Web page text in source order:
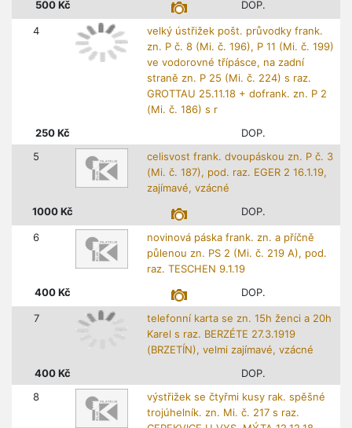
500 Kč DOP.
4
velký ústřižek pošt. průvodky frank.
zn. P č. 8 (Mi. č. 196), P 11 (Mi. č. 199)
ve vodorovné třípásce, na zadní
straně zn. P 25 (Mi. č. 224) s raz.
GROTTAU 25.11.18 + dofrank. zn. P 2
(Mi. č. 186) s r
250 Kč DOP.
5
celisvost frank. dvoupáskou zn. P č. 3
(Mi. č. 187), pod. raz. EGER 2 16.1.19,
zajímavé, vzácné
1000 Kč DOP.
6
novinová páska frank. zn. a příčně
půlenou zn. PS 2 (Mi. č. 219 A), pod.
raz. TESCHEN 9.1.19
400 Kč DOP.
7
telefonní karta se zn. 15h ženci a 20h
Karel s raz. BERZÉTE 27.3.1919
(BRZETÍN), velmi zajímavé, vzácné
400 Kč DOP.
8
výstřižek se čtyřmi kusy rak. spěšné
trojúhelník. zn. Mi. č. 217 s raz.